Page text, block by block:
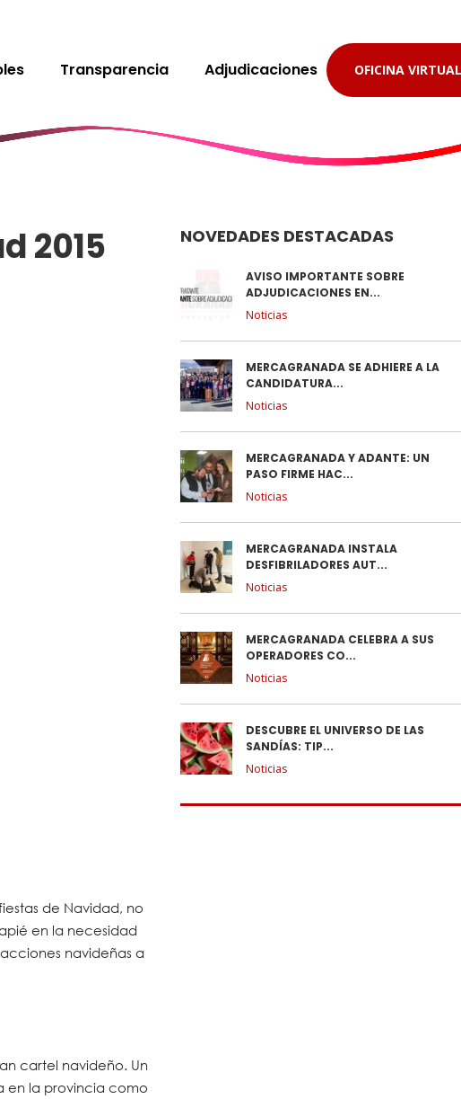
Transparencia Adjudicaciones OFICINA VIRTUAL
2015
de Navidad, no
en la necesidad
navideñas a
cartel navideño. Un
en la provincia como
NOVEDADES DESTACADAS
AVISO IMPORTANTE SOBRE
ADJUDICACIONES EN...
Noticias
MERCAGRANADA SE ADHIERE A LA
CANDIDATURA...
Noticias
MERCAGRANADA Y ADANTE: UN
PASO FIRME HAC...
Noticias
MERCAGRANADA INSTALA
DESFIBRILADORES AUT...
Noticias
MERCAGRANADA CELEBRA A SUS
OPERADORES CO...
Noticias
DESCUBRE EL UNIVERSO DE LAS
SANDÍAS: TIP...
Noticias